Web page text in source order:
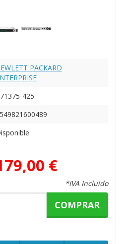
PACKARD
425
€
*IVA Incluido
COMPRAR